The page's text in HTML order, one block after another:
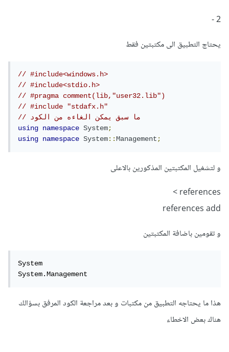
2 -
يحتاج التطبيق الى مكتبتين فقط
// #include<windows.h>
// #include<stdio.h>
// #pragma comment(lib,"user32.lib")
// #include "stdafx.h"
// ما سبق يمكن الغاءه من الكود
using
namespace System;
using
namespace System::Management;
و لتشغيل المكتبتين المذكورين بالاعلى
references >
references add
و تقومين باضافة المكتبتين
System
System.Management
هذا ما يحتاجه التطبيق من مكتبات و بعد مراجعة الكود المرفق بسؤالك
هناك بعض الاخطاء